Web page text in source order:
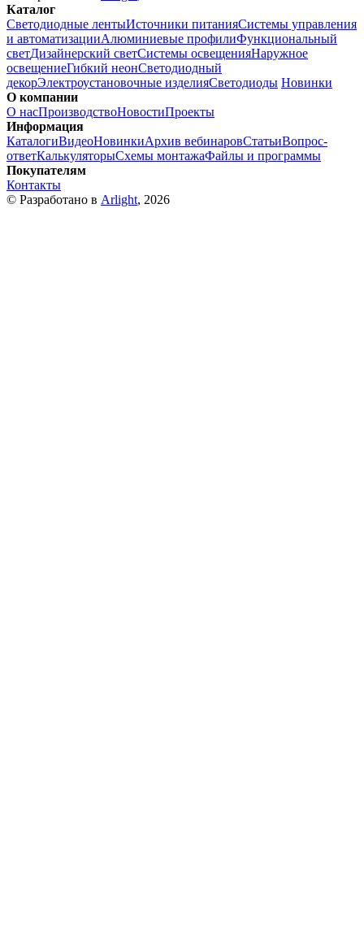
Каталог
Светодиодные лентыИсточники питанияСистемы управления
и автоматизацииАлюминиевые профилиФункциональный
светДизайнерский светСистемы освещенияНаружное
освещениеГибкий неонСветодиодный
декорЭлектроустановочные изделияСветодиоды Новинки
О компании
О насПроизводствоНовостиПроекты
Информация
КаталогиВидеоНовинкиАрхив вебинаровСтатьиВопрос-
ответКалькуляторыСхемы монтажаФайлы и программы
Покупателям
Контакты
© Разработано в Arlight, 2026